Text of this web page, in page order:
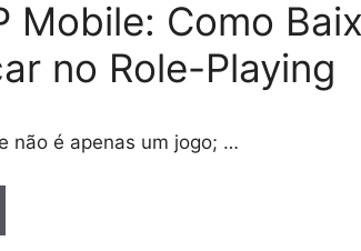
Mobile: Como
no Role-Playing
não é apenas um jogo; …